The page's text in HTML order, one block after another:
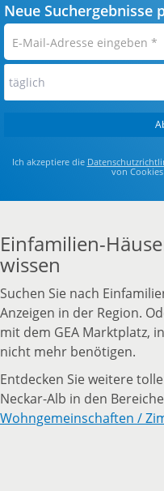
Neue Suchergebnisse
E-
Mail-
Adresse
eingeben
täglich
Ich akzeptiere die
von
Einfamilien-
wissen
Suchen Sie nach
Anzeigen in der Region.
mit dem GEA Marktplatz,
nicht mehr benötigen.
Entdecken Sie weitere
Neckar-Alb in den
Wohngemeinschaften /